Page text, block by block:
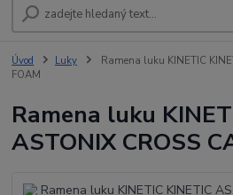
Úvod Luky
Ramena luku KINETIC
FOAM
Ramena luku
ASTONIX CROSS